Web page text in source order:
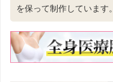
を保って制作しています。